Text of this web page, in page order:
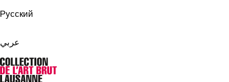
Pусский
عربي